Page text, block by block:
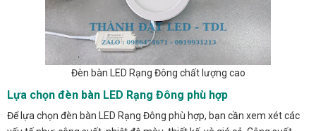
Đèn bàn LED Rạng Đông chất lượng cao
Lựa chọn đèn bàn LED Rạng Đông phù hợp
Để lựa chọn đèn bàn LED Rạng Đông phù hợp, bạn cần xem xét các